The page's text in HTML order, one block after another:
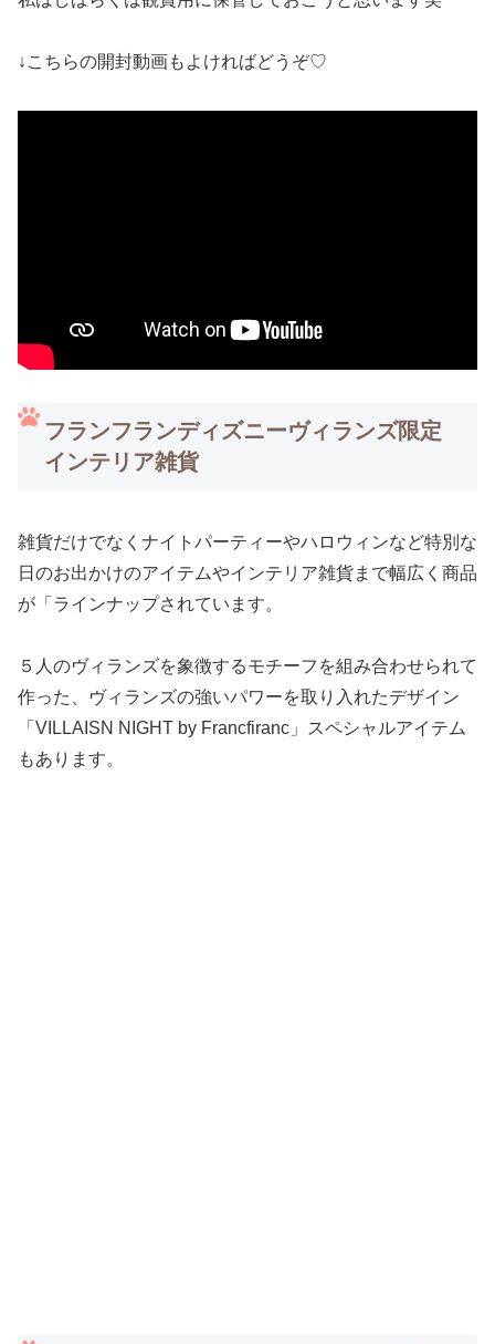
↓こちらの開封動画もよければどうぞ♡
フランフランディズニーヴィランズ限定
インテリア雑貨
雑貨だけでなくナイトパーティーやハロウィンなど特別な
日のお出かけのアイテムやインテリア雑貨まで幅広く商品
が「ラインナップされています。
５人のヴィランズを象徴するモチーフを組み合わせられて
作った、ヴィランズの強いパワーを取り入れたデザイン
「VILLAISN NIGHT by Francfiranc」スペシャルアイテム
もあります。